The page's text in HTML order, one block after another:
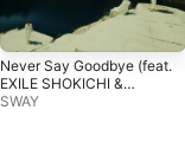
Never Say Goodbye (feat.
EXILE SHOKICHI &
SALU)
SWAY